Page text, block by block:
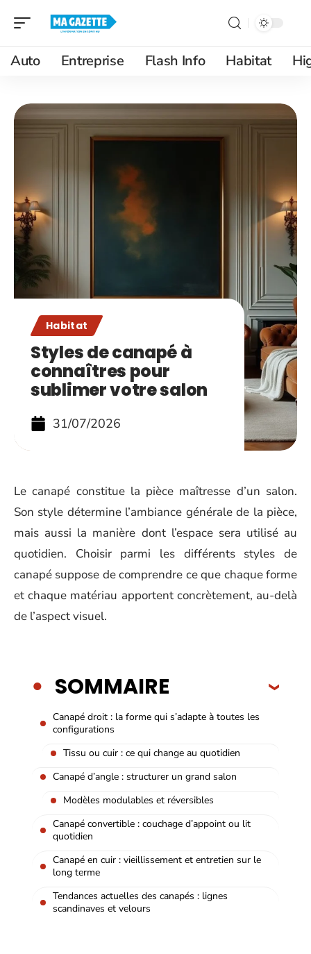
Auto Entreprise Flash Info Habitat
Habitat
Styles de canapé à
connaîtres pour
sublimer votre salon
31/07/2026
Le canapé constitue la pièce maîtresse d’un salon.
Son style détermine l’ambiance générale de la pièce,
mais aussi la manière dont l’espace sera utilisé au
quotidien. Choisir parmi les différents styles de
canapé suppose de comprendre ce que chaque forme
et chaque matériau apportent concrètement, au-delà
de l’aspect visuel.
SOMMAIRE
Canapé droit : la forme qui s’adapte à toutes les
configurations
Tissu ou cuir : ce qui change au quotidien
Canapé d’angle : structurer un grand salon
Modèles modulables et réversibles
Canapé convertible : couchage d’appoint ou lit
quotidien
Canapé en cuir : vieillissement et entretien sur le
long terme
Tendances actuelles des canapés : lignes
scandinaves et velours